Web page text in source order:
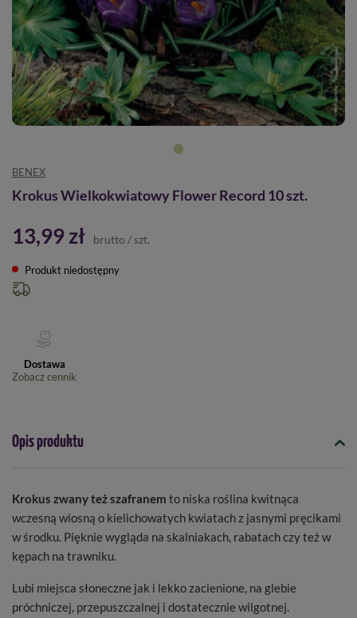
BENEX
Krokus Wielkokwiatowy Flower Record 10 szt.
13,99 zł brutto / szt.
Produkt niedostępny
Dostawa
Zobacz cennik
Opis produktu
Krokus zwany też szafranem to niska roślina kwitnąca
wczesną wiosną o kielichowatych kwiatach z jasnymi pręcikami
w środku. Pięknie wygląda na skalniakach, rabatach czy też w
kępach na trawniku.
Lubi miejsca słoneczne jak i lekko zacienione, na glebie
próchniczej, przepuszczalnej i dostatecznie wilgotnej.